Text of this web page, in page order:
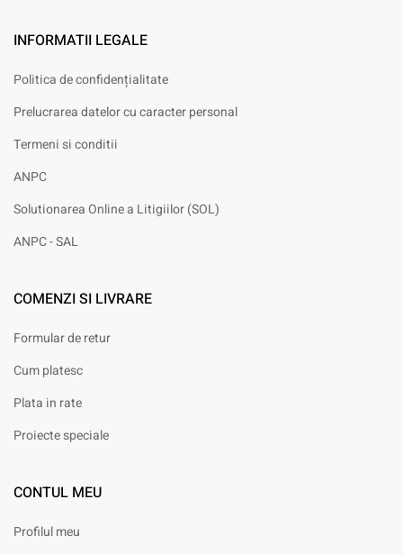
INFORMATII LEGALE
Politica de confidențialitate
Prelucrarea datelor cu caracter personal
Termeni si conditii
ANPC
Solutionarea Online a Litigiilor (SOL)
ANPC - SAL
COMENZI SI LIVRARE
Formular de retur
Cum platesc
Plata in rate
Proiecte speciale
CONTUL MEU
Profilul meu